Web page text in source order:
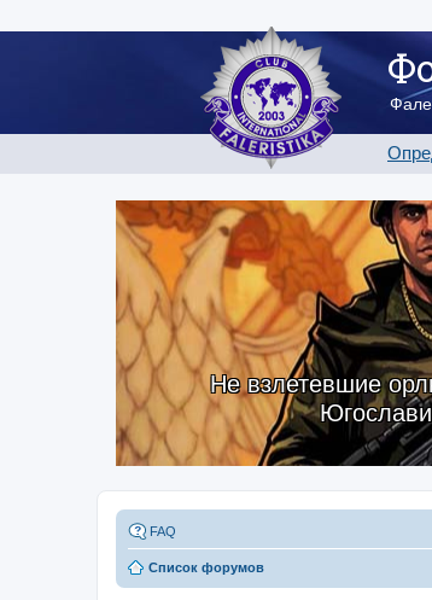
Не взлетевшие
FAQ
Список форумов